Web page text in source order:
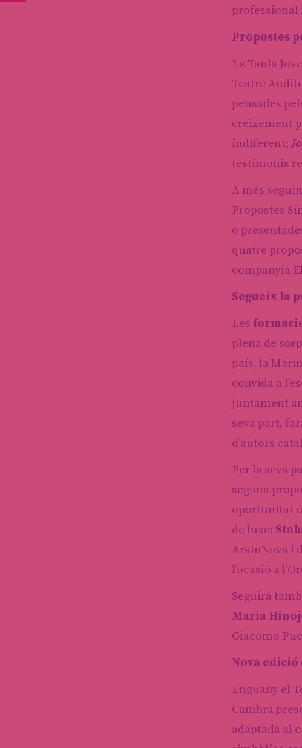
professional
Propostes
La Taula
Teatre
pensades
creixement
indiferent;
testimonis
A més
Propostes
o
quatre
companyia
Segueix la
Les
plena de
país, la
convida a
juntament
seva part,
d’autors
Per la seva
segona
oportunitat
de luxe:
ArsInNova i
l’ocasió a
Seguirà
Maria
Giacomo
Nova
Enguany el
Cambra
adaptada al